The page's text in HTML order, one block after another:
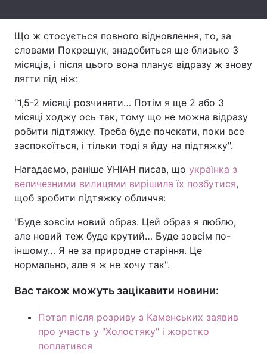
Тема оформлення
Що ж стосується повного відновлення, то, за
словами Покрещук, знадобиться ще близько 3
місяців, і після цього вона планує відразу ж знову
лягти під ніж:
"1,5-2 місяці розчиняти… Потім я ще 2 або 3
місяці ходжу ось так, тому що не можна відразу
робити підтяжку. Треба буде почекати, поки все
заспокоїться, і тільки тоді я йду на підтяжку".
Нагадаємо, раніше УНІАН писав, що українка з
величезними вилицями вирішила їх позбутися,
щоб зробити підтяжку обличчя:
"Буде зовсім новий образ. Цей образ я люблю,
але новий теж буде крутий… Буде зовсім по-
іншому… Я не за природне старіння. Це
нормально, але я ж не хочу так".
Вас також можуть зацікавити новини:
Потап після розриву з Каменських заявив
про участь у "Холостяку" і жорстко
поплатився